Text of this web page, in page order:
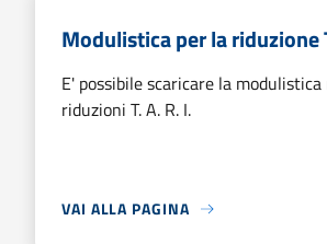
Modulistica per la riduzione
E' possibile scaricare la
riduzioni T. A. R. I.
VAI ALLA PAGINA